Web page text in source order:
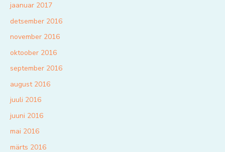
jaanuar 2017
detsember 2016
november 2016
oktoober 2016
september 2016
august 2016
juuli 2016
juuni 2016
mai 2016
märts 2016